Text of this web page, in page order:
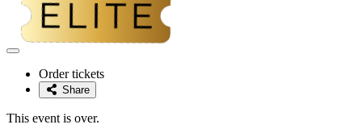
Adaugă
favoriteOrder tickets
Share
This event is over.